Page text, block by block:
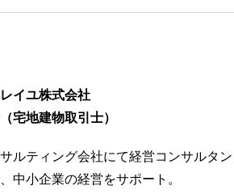
イユ株式会社
宅地建物取引士）
ルティング会社にて経営コンサルタ
中小企業の経営をサポート。